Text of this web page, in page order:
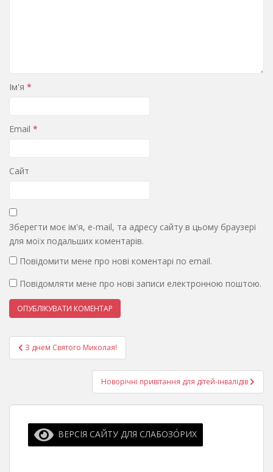
Ім'я *
Email *
Сайт
Зберегти моє ім'я, e-mail, та адресу сайту в цьому браузері
для моїх подальших коментарів.
Повідомити мене про нові коментарі по email.
Повідомляти мене про нові записи електронною поштою.
Навігація
записів
З днем Святого Миколая!
Новорічні привітання для дітей-інвалідів
ВЕРСІЯ САЙТУ ДЛЯ СЛАБОЗО́РИХ